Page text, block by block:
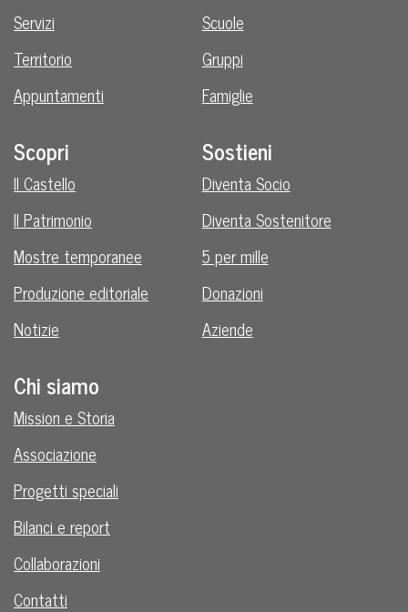
Servizi
Territorio
Appuntamenti
Scuole
Gruppi
Famiglie
Scopri
Il Castello
Il Patrimonio
Mostre temporanee
Produzione editoriale
Notizie
Sostieni
Diventa Socio
Diventa Sostenitore
5 per mille
Donazioni
Aziende
Chi siamo
Mission e Storia
Associazione
Progetti speciali
Bilanci e report
Collaborazioni
Contatti